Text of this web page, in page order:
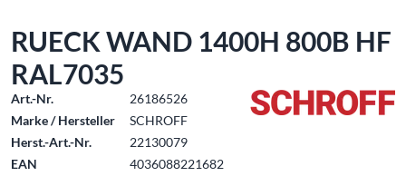
RUECK WAND 1400H 800B HF
RAL7035
Art.-Nr.
26186526
Marke / Hersteller
SCHROFF
Herst.-Art.-Nr.
22130079
EAN
4036088221682